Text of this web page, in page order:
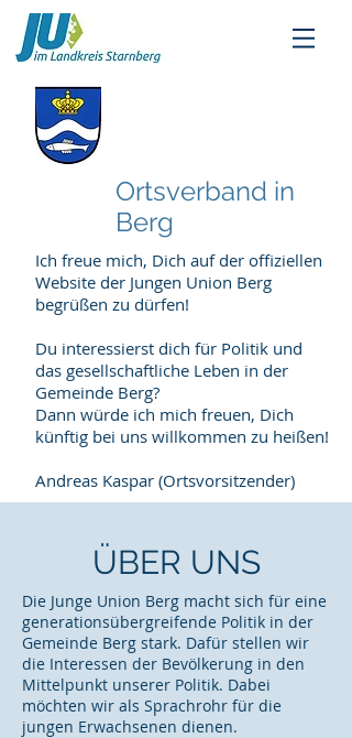
Ortsverband in
Berg
Ich freue mich, Dich auf der offiziellen
Website der Jungen Union Berg
begrüßen zu dürfen!
Du interessierst dich für Politik und
das gesellschaftliche Leben in der
Gemeinde Berg?
Dann würde ich mich freuen, Dich
künftig bei uns willkommen zu heißen!
Andreas Kaspar (Ortsvorsitzender)
ÜBER UNS
Die Junge Union Berg macht sich für eine
generationsübergreifende Politik in der
Gemeinde Berg stark. Dafür stellen wir
die Interessen der Bevölkerung in den
Mittelpunkt unserer Politik. Dabei
möchten wir als Sprachrohr für die
jungen Erwachsenen dienen.